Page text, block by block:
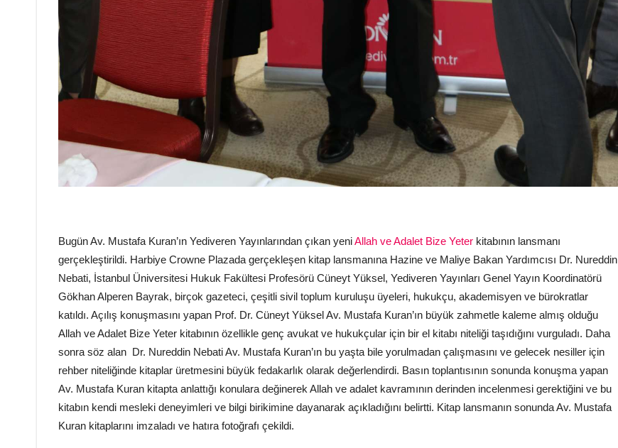
Bugün Av. Mustafa Kuran’ın Yediveren Yayınlarından çıkan yeniAllah ve Adalet Bize Yeter kitabının lansmanı
gerçekleştirildi. Harbiye Crowne Plazada gerçekleşen kitap lansmanına Hazine ve Maliye Bakan Yardımcısı Dr. Nureddin
Nebati, İstanbul Üniversitesi Hukuk Fakültesi Profesörü Cüneyt Yüksel, Yediveren Yayınları Genel Yayın Koordinatörü
Gökhan Alperen Bayrak, birçok gazeteci, çeşitli sivil toplum kuruluşu üyeleri, hukukçu, akademisyen ve bürokratlar
katıldı. Açılış konuşmasını yapan Prof. Dr. Cüneyt Yüksel Av. Mustafa Kuran’ın büyük zahmetle kaleme almış olduğu
Allah ve Adalet Bize Yeter kitabının özellikle genç avukat ve hukukçular için bir el kitabı niteliği taşıdığını vurguladı. Daha
sonra söz alan Dr. Nureddin Nebati Av. Mustafa Kuran’ın bu yaşta bile yorulmadan çalışmasını ve gelecek nesiller için
rehber niteliğinde kitaplar üretmesini büyük fedakarlık olarak değerlendirdi. Basın toplantısının sonunda konuşma yapan
Av. Mustafa Kuran kitapta anlattığı konulara değinerek Allah ve adalet kavramının derinden incelenmesi gerektiğini ve bu
kitabın kendi mesleki deneyimleri ve bilgi birikimine dayanarak açıkladığını belirtti. Kitap lansmanın sonunda Av. Mustafa
Kuran kitaplarını imzaladı ve hatıra fotoğrafı çekildi.